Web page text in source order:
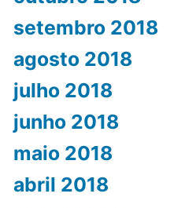
setembro 2018
agosto 2018
julho 2018
junho 2018
maio 2018
abril 2018